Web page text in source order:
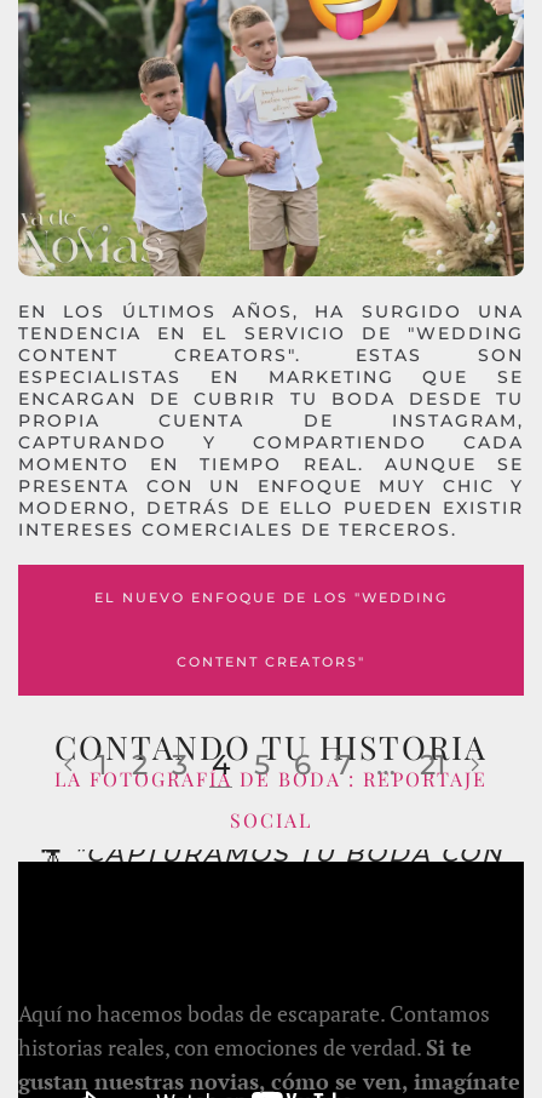
EN LOS ÚLTIMOS AÑOS, HA SURGIDO UNA
TENDENCIA EN EL SERVICIO DE "WEDDING
CONTENT CREATORS". ESTAS SON
ESPECIALISTAS EN MARKETING QUE SE
ENCARGAN DE CUBRIR TU BODA DESDE TU
PROPIA CUENTA DE INSTAGRAM,
CAPTURANDO Y COMPARTIENDO CADA
MOMENTO EN TIEMPO REAL. AUNQUE SE
PRESENTA CON UN ENFOQUE MUY CHIC Y
MODERNO, DETRÁS DE ELLO PUEDEN EXISTIR
INTERESES COMERCIALES DE TERCEROS.
EL NUEVO ENFOQUE DE LOS "WEDDING
CONTENT CREATORS"
CONTANDO TU HISTORIA
LA FOTOGRAFÍA DE BODA : REPORTAJE
SOCIAL
1 2 3 4 5 6 7 … 21
🎥 "CAPTURAMOS TU BODA CON
Aquí no hacemos bodas de escaparate. Contamos
historias reales, con emociones de verdad. Si te
gustan nuestras novias, cómo se ven, imagínate